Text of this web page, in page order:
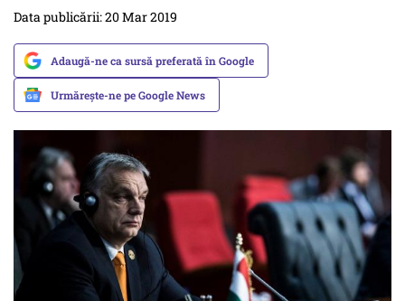
Data publicării: 20 Mar 2019
Adaugă-ne ca sursă preferată în Google
Urmărește-ne pe Google News